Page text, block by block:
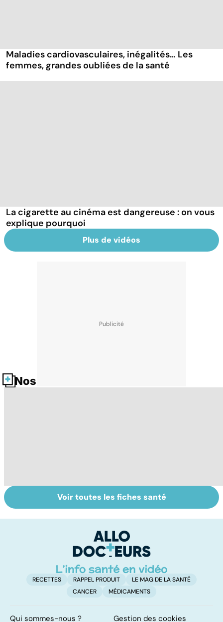
Maladies cardiovasculaires, inégalités… Les
femmes, grandes oubliées de la santé
La cigarette au cinéma est dangereuse : on vous
explique pourquoi
Plus de vidéos
Nos fiches santé
Faire du sport à
domicile, c'est
Don de gamètes :
le pour et le
levée de
l'anonymat
Voir toutes les fiches santé
RECETTES RAPPEL PRODUIT
LE MAG DE LA SANTÉ
CANCER
MÉDICAMENTS
Qui sommes-nous ? Gestion des cookies